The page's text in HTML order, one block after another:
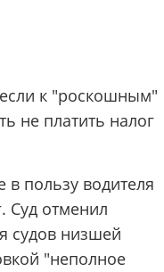
к "роскошным"
не платить налог
пользу водителя
Суд отменил
судов низшей
"неполное